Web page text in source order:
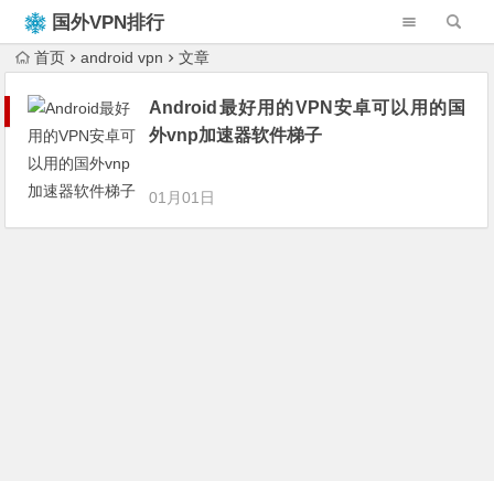
国外VPN排行
榜首页 android vpn 文章
Android最好用的VPN安卓可以用的国
外vnp加速器软件梯子
01月01日